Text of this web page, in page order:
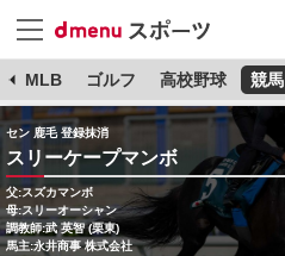
MLB ゴルフ 高校野球 競馬
セン 鹿毛 登録抹消
スリーケープマンボ
父:スズカマンボ
母:スリーオーシャン
調教師:武 英智 (栗東)
馬主:永井商事 株式会社